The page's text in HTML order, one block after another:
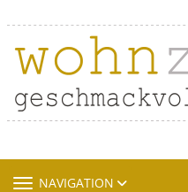
TOGGLE NAVIGATION
NAVIGATION